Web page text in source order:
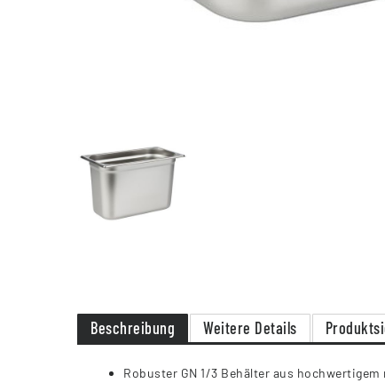
Beschreibung Weitere Details
Robuster GN 1/3 Behälter aus